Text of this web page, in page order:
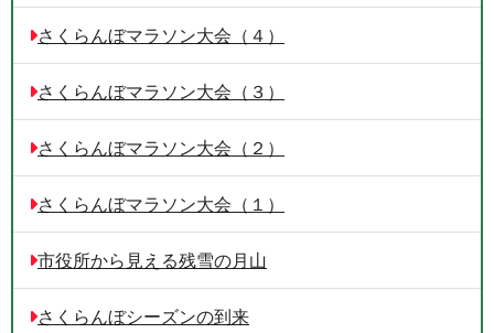
さくらんぼマラソン大会（４）
さくらんぼマラソン大会（３）
さくらんぼマラソン大会（２）
さくらんぼマラソン大会（１）
市役所から見える残雪の月山
さくらんぼシーズンの到来